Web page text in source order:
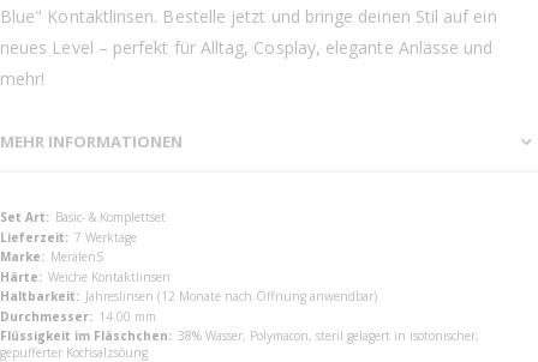
Blue" Kontaktlinsen. Bestelle jetzt und bringe deinen Stil auf ein
neues Level – perfekt für Alltag, Cosplay, elegante Anlässe und
mehr!
MEHR INFORMATIONEN
Mehr
Informationen
Basic- & Komplettset
7 Werktage
MeralenS
Weiche Kontaktlinsen
Jahreslinsen (12 Monate nach Öffnung anwendbar)
14.00 mm
38% Wasser, Polymacon, steril gelagert in isotonischer,
gepufferter Kochsalzsöung